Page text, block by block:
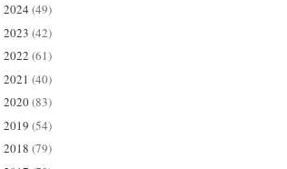
2024 (49)
2023 (42)
2022 (61)
2021 (40)
2020(83)
2019 (54)
2018 (79)